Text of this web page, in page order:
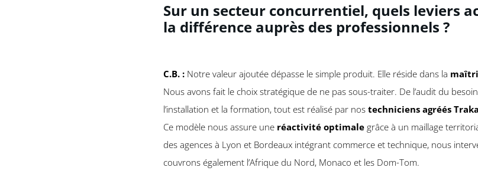
Sur un secteur concurrentiel, quels leviers
la différence auprès des professionnels ?
C.B. : Notre valeur ajoutée dépasse le simple produit. Elle réside dans la
Nous avons fait le choix stratégique de ne pas sous-traiter. De l’audit du
l’installation et la formation, tout est réalisé par nos techniciens agréés
Ce modèle nous assure une réactivité optimale grâce à un maillage
des agences à Lyon et Bordeaux intégrant commerce et technique, nous
couvrons également l’Afrique du Nord, Monaco et les Dom-Tom.